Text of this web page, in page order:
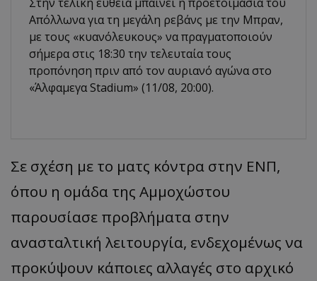
Απόλλωνα για τη μεγάλη ρεβάνς με την Μπραν,
με τους «κυανόλευκους» να πραγματοποιούν
σήμερα στις 18:30 την τελευταία τους
προπόνηση πριν από τον αυριανό αγώνα στο
«Άλφαμεγα Stadium» (11/08, 20:00).
Σε σχέση με το ματς κόντρα στην ΕΝΠ,
όπου η ομάδα της Αμμοχώστου
παρουσίασε προβλήματα στην
ανασταλτική λειτουργία, ενδεχομένως να
προκύψουν κάποιες αλλαγές στο αρχικό